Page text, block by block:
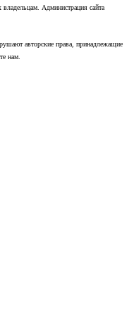
Администрация сайта
авторские права, принадлежащие
нам.